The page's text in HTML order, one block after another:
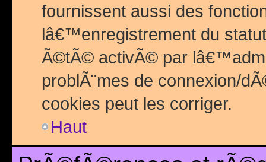
fournissent aussi des
lâ€™enregistrement du
Ã©tÃ© activÃ© par
problÃ¨mes de connexion/
cookies peut les corriger.
Haut